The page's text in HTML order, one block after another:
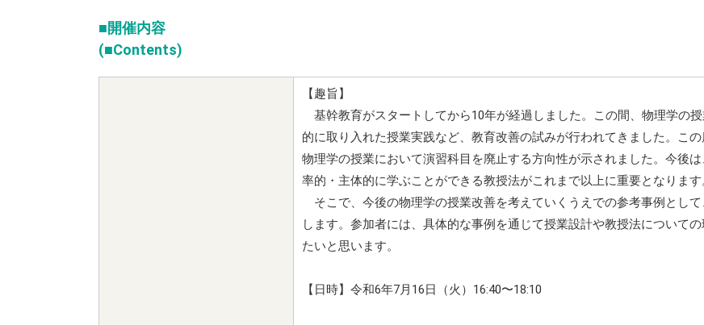
■開催内容
(■Contents)
【趣旨】
基幹教育がスタートしてから10年が経過しました。この間、物理学の
的に取り入れた授業実践など、教育改善の試みが行われてきました。こ
物理学の授業において演習科目を廃止する方向性が示されました。今後
率的・主体的に学ぶことができる教授法がこれまで以上に重要となります
そこで、今後の物理学の授業改善を考えていくうえでの参考事例とし
します。参加者には、具体的な事例を通じて授業設計や教授法について
たいと思います。
【日時】令和6年7月16日（火）16:40〜18:10